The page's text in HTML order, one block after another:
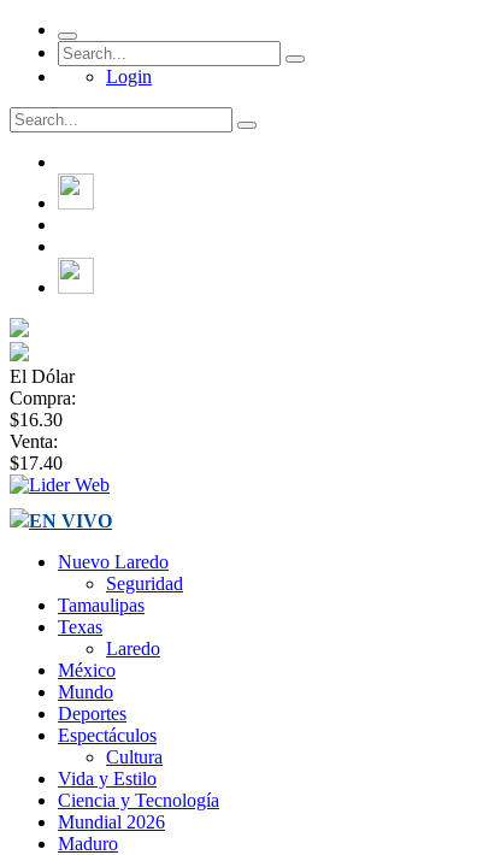
Login
El Dólar
Compra:
$16.30
Venta:
$17.40
EN VIVO
Nuevo Laredo
Seguridad
Tamaulipas
Texas
Laredo
México
Mundo
Deportes
Espectáculos
Cultura
Vida y Estilo
Ciencia y Tecnología
Mundial 2026
Maduro